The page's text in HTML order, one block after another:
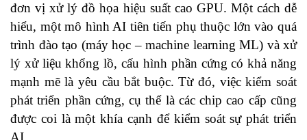
đơn vị xử lý đồ họa hiệu suất cao GPU. Một cách dễ
hiểu, một mô hình AI tiên tiến phụ thuộc lớn vào quá
trình đào tạo (máy học – machine learning ML) và xử
lý xử liệu khổng lồ, cấu hình phần cứng có khả năng
mạnh mẽ là yêu cầu bắt buộc. Từ đó, việc kiểm soát
phát triển phần cứng, cụ thể là các chip cao cấp cũng
được coi là một khía cạnh để kiểm soát sự phát triển